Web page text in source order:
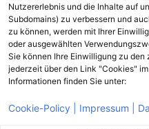
Nutzererlebnis und die Inhalte auf
Subdomains) zu verbessern und
zu können, werden mit Ihrer
oder ausgewählten
Sie können Ihre Einwilligung zu
jederzeit über den Link "Cookies"
Informationen finden Sie unter:
Cookie-Policy | Impressum |